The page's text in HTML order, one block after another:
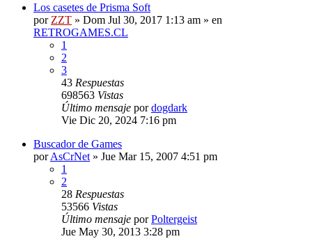
Los casetes de Prisma Soft
por ZZT » Dom Jul 30, 2017 1:13 am » en
RETROGAMES.CL
1
2
3
43 Respuestas
698563 Vistas
Último mensaje pordogdark
Vie Dic 20, 2024 7:16 pm
Buscador de Games
porAsCrNet » Jue Mar 15, 2007 4:51 pm
1
2
28 Respuestas
53566 Vistas
Último mensaje porPoltergeist
Jue May 30, 2013 3:28 pm